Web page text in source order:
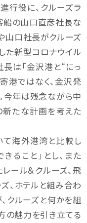
行役に、クルーズラ
船の山口直彦社長な
山口社長がクルーズ
た新型コロナウイル
は「金沢港と“にっ
港ではなく、金沢発
今年は残念ながら中
新たな計画を考えた
海外港湾と比較し
ること」とし、また
ール＆クルーズ、飛
、ホテルと組み合わ
クルーズと何かを組
の魅力を引き立てる